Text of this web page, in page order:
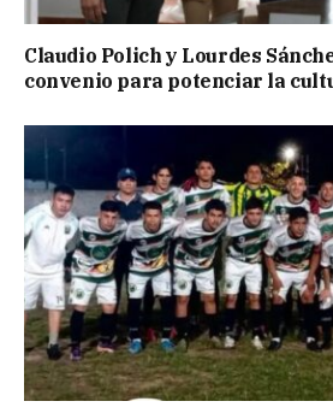
Claudio Polich y Lourdes
convenio para potenciar la